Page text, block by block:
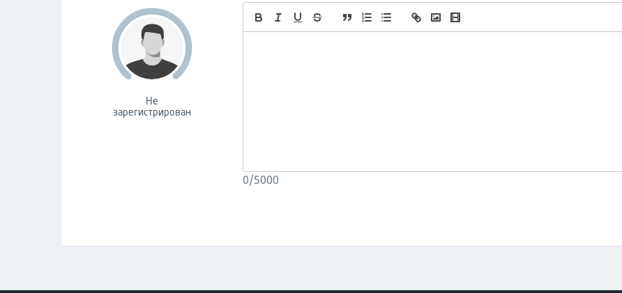
Не
зарегистрирован
0/5000